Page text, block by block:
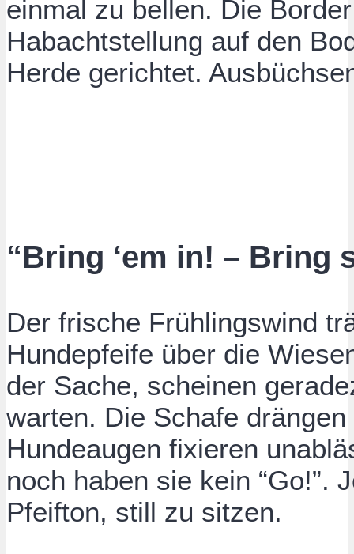
einmal zu bellen. Die
Habachtstellung auf den
Herde gerichtet.
“Bring ‘em in! – Bring
Der frische Frühlingswind
Hundepfeife über die
der Sache, scheinen
warten. Die Schafe
Hundeaugen fixieren
noch haben sie kein “Go!”.
Pfeifton, still zu sitzen.